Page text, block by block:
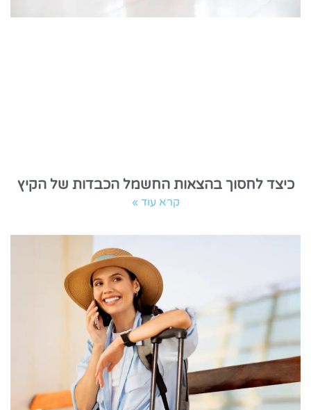
כיצד לחסוך בהצאות החשמל הכבדות של הקיץ
קרא עוד »